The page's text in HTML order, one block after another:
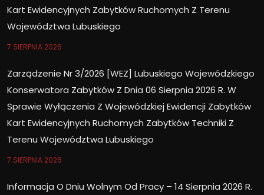
Kart Ewidencyjnych Zabytków Ruchomych Z Terenu
Województwa Lubuskiego
7 SIERPNIA 2026
Zarządzenie Nr 3/2026 [WEZ] Lubuskiego Wojewódzkiego
Konserwatora Zabytków Z Dnia 06 Sierpnia 2026 R. W
Sprawie Wyłączenia Z Wojewódzkiej Ewidencji Zabytków
Kart Ewidencyjnych Ruchomych Zabytków Techniki Z
Terenu Województwa Lubuskiego
7 SIERPNIA 2026
Informacja O Dniu Wolnym Od Pracy – 14 Sierpnia 2026 R.